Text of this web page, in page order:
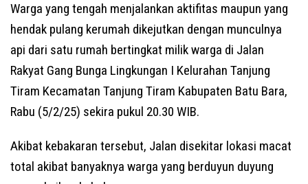
Warga yang tengah menjalankan aktifitas maupun yang
hendak pulang kerumah dikejutkan dengan munculnya
api dari satu rumah bertingkat milik warga di Jalan
Rakyat Gang Bunga Lingkungan I Kelurahan Tanjung
Tiram Kecamatan Tanjung Tiram Kabupaten Batu Bara,
Rabu (5/2/25) sekira pukul 20.30 WIB.
Akibat kebakaran tersebut, Jalan disekitar lokasi macat
total akibat banyaknya warga yang berduyun duyung